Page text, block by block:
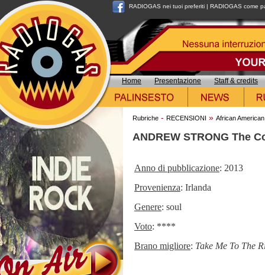
RADIOGAS nei tuoi preferiti | RADIOGAS come
Home Presentazione Staff & credits
Rubriche - RECENSIONI » African
ANDREW STRONG The
Anno di pubblicazione: 2013
Provenienza: Irlanda
Genere: soul
Voto: ****
Brano migliore: Take Me To The